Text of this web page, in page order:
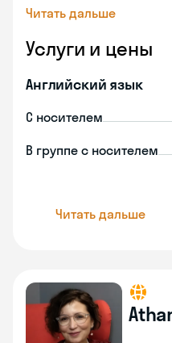
Читать дальше
Услуги и цены
Английский язык
С носителем
В группе с носителем
Читать дальше